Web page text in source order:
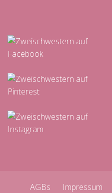
AGBs Impressum